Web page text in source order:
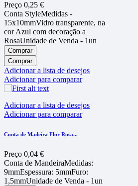
Preço 0,25 €
Conta StyleMedidas -
15x10mmVidro transparente, na
cor Azul com decoração a
RosaUnidade de Venda - 1un
Comprar
Comprar
Adicionar a lista de desejos
Adicionar para comparar
Adicionar a lista de desejos
Adicionar para comparar
Conta de Madeira Flor Rosa...
Preço 0,04 €
Conta de MandeiraMedidas:
9mmEspessura: 5mmFuro:
1,5mmUnidade de Venda - 1un